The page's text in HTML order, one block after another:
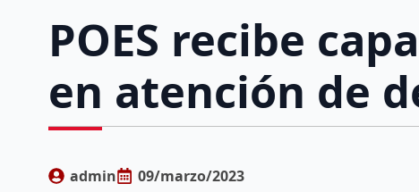
POES recibe
en atención de
admin 09/marzo/2023